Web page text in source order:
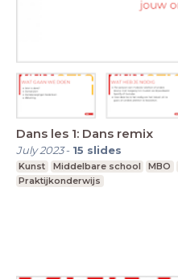
Dans les 1: Dans remix
July 2023- 15 slides
Kunst Middelbare school MBO
Praktijkonderwijs